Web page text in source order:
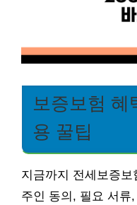
보증보험 혜
용 꿀팁
지금까지 전세보증
주인 동의, 필요 서류